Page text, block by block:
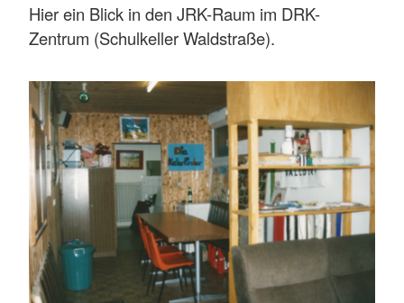
Hier ein Blick in den JRK-Raum im DRK-
Zentrum (Schulkeller Waldstraße).